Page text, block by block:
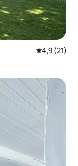
Μέση
4,9 (21)